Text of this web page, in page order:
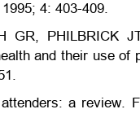
4: 403-409.
GR, PHILBRICK
and their use
a review.